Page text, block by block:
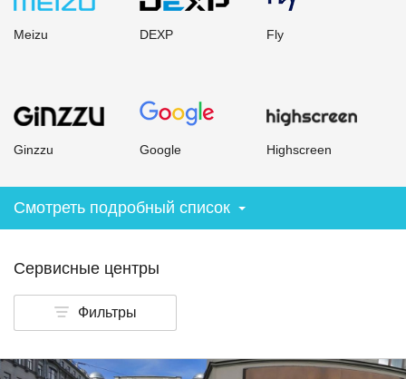
Meizu DEXP Fly
Ginzzu Google Highscreen
Смотреть подробный список
Сервисные центры
Фильтры